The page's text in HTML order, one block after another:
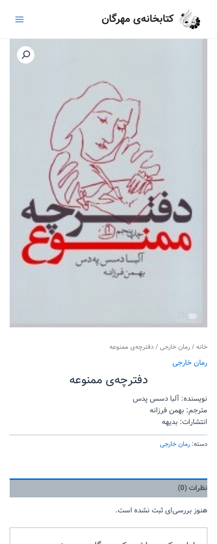
کتابخانه‌ی مهرگان
Menu
خانه/رمان خارجی/ دفترچه‌ی ممنوعه
رمان خارجی
دفترچه‌ی ممنوعه
نویسنده: آلبا دسس پدس
مترجم: بهمن فرزانه
انتشارات: بدیهه
دسته: رمان خارجی
نظرات (0)
هنوز بررسی‌ای ثبت نشده است.